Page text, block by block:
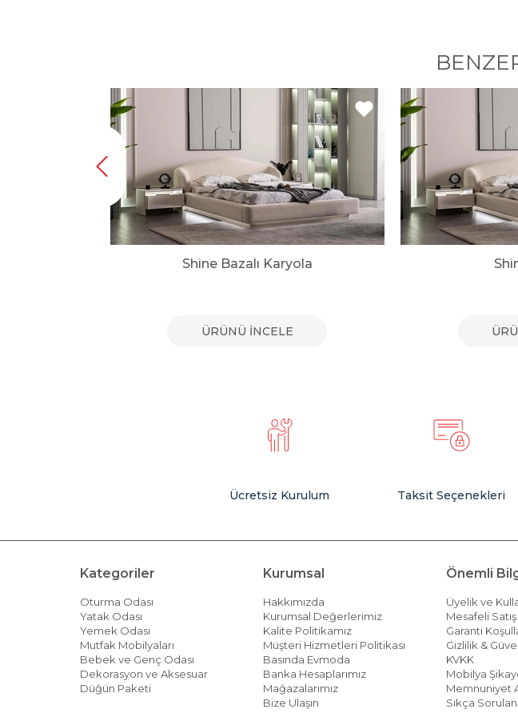
Shine Bazalı Karyola
ÜRÜNÜ İNCELE
Ücretsiz Kurulum Taksit Seçenekleri
Kategoriler
Oturma Odası
Yatak Odası
Yemek Odası
Mutfak Mobilyaları
Bebek ve Genç Odası
Dekorasyon ve Aksesuar
Düğün Paketi
Kurumsal
Hakkımızda
Kurumsal Değerlerimiz
Kalite Politikamız
Müşteri Hizmetleri Politikası
Basında Evmoda
Banka Hesaplarımız
Mağazalarımız
Bize Ulaşın
Önemli
Üyelik ve
Mesafeli
Garanti
Gizlilik &
KVKK
Mobilya
Memnuniyet
Sıkça